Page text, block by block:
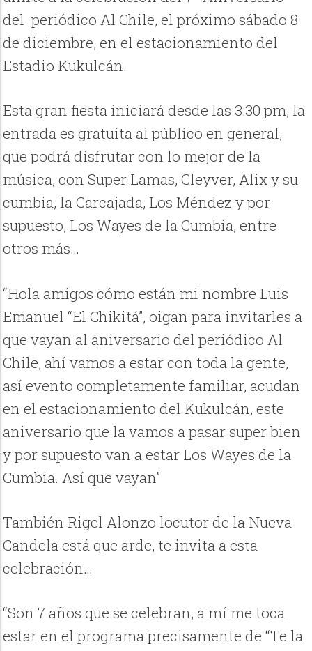
del periódico Al Chile, el próximo sábado 8
de diciembre, en el estacionamiento del
Estadio Kukulcán.
Esta gran fiesta iniciará desde las 3:30 pm, la
entrada es gratuita al público en general,
que podrá disfrutar con lo mejor de la
música, con Super Lamas, Cleyver, Alix y su
cumbia, la Carcajada, Los Méndez y por
supuesto, Los Wayes de la Cumbia, entre
otros más…
“Hola amigos cómo están mi nombre Luis
Emanuel “El Chikitá”, oigan para invitarles a
que vayan al aniversario del periódico Al
Chile, ahí vamos a estar con toda la gente,
así evento completamente familiar, acudan
en el estacionamiento del Kukulcán, este
aniversario que la vamos a pasar super bien
y por supuesto van a estar Los Wayes de la
Cumbia. Así que vayan”
También Rigel Alonzo locutor de la Nueva
Candela está que arde, te invita a esta
celebración…
“Son 7 años que se celebran, a mí me toca
estar en el programa precisamente de “Te la